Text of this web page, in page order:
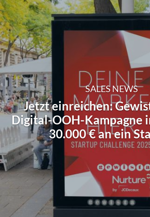
SALES NEWS
Jetzt einreichen:
Digital-OOH-Kampagne
30.000 € an ein